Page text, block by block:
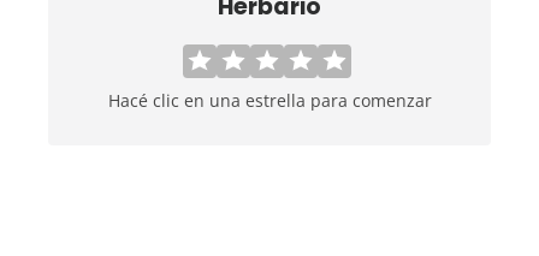
Herbario
Hacé clic en una estrella para comenzar